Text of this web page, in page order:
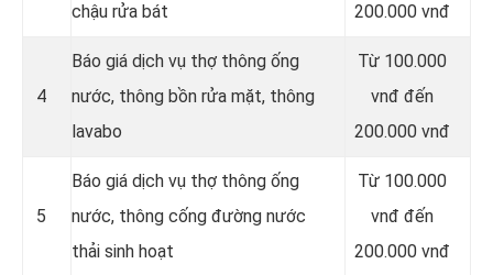
chậu rửa bát
200.000 vnđ
4
Báo giá dịch vụ thợ thông ống
nước, thông bồn rửa mặt, thông
lavabo
Từ 100.000
vnđ đến
200.000 vnđ
5
‎Báo giá dịch vụ thợ thông ống
nước, thông cống đường nước
thải sinh hoạt
Từ 100.000
vnđ đến
200.000 vnđ